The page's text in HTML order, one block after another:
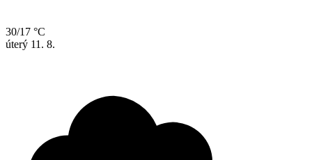
30/17 °C
úterý 11. 8.